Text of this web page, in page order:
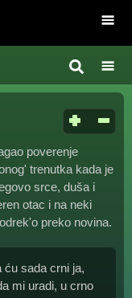
poverenje
trenutka kada je
srce, duša i
otac i na neki
preko novina.
sada crni ja,
mi uradi, u crno